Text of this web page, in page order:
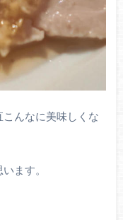
んなに美味しくな
ます。